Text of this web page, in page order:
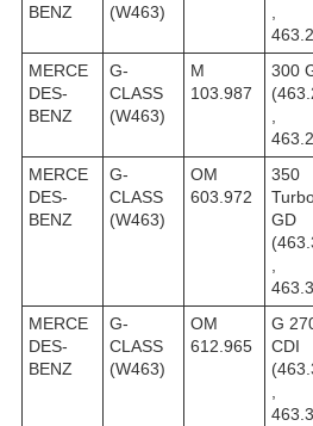
BENZ
(W463)
MERCE
DES-
BENZ
G-
CLASS
(W463)
M
103.987
300
MERCE
DES-
BENZ
G-
CLASS
(W463)
OM
603.972
350
GD
MERCE
DES-
BENZ
G-
CLASS
(W463)
OM
612.965
G
CDI